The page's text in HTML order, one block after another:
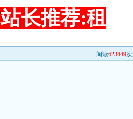
站长推荐:租
阅读623449次 |